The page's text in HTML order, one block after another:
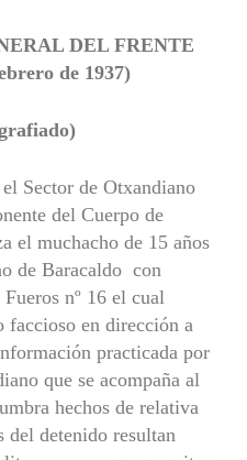
DEL FRENTE
de 1937)
Sector de Otxandiano
del Cuerpo de
el muchacho de 15 años
de Baracaldo con
nº 16 el cual
faccioso en dirección a
practicada por
que se acompaña al
hechos de relativa
del detenido resultan